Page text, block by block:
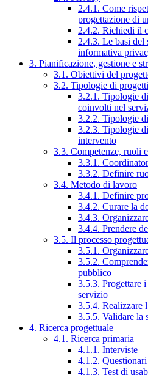
2.4.1. Come
progettazione di
2.4.2. Richiedi il
2.4.3. Le basi del
informativa
3. Pianificazione, gestione e
3.1. Obiettivi del
3.2. Tipologie di progetti
3.2.1. Tipologie
coinvolti nel
3.2.2. Tipologie
3.2.3. Tipologie
intervento
3.3. Competenze, ruoli
3.3.1.
3.3.2. Definire
3.4. Metodo di lavoro
3.4.1. Definire
3.4.2. Curare la
3.4.3.
3.4.4. Prendere
3.5. Il processo
3.5.1.
3.5.2.
pubblico
3.5.3. Progettare i
servizio
3.5.4. Realizzare
3.5.5. Validare la
4. Ricerca progettuale
4.1. Ricerca primaria
4.1.1. Interviste
4.1.2. Questionari
4.1.3. Test di